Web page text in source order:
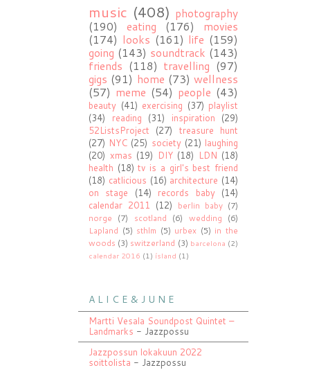
music (408) photography
(190)
eating (176)
movies
(174) looks (161) life (159)
going (143) soundtrack (143)
friends (118) travelling (97)
gigs (91) home (73) wellness
(57) meme (54) people (43)
beauty (41) exercising (37) playlist
(34)
reading (31) inspiration
(29)
52ListsProject
(27)
treasure hunt
(27) NYC (25) society (21) laughing
(20) xmas (19) DIY (18) LDN (18)
health (18) tv is a girl's best friend
(18) catlicious (16) architecture (14)
on stage
(14) records baby (14)
calendar 2011
(12) berlin baby (7)
norge (7) scotland (6) wedding (6)
Lapland (5) sthlm (5) urbex (5) in the
woods (3) switzerland (3) barcelona (2)
calendar 2016 (1) ísland (1)
A L I C E & J U N E
Martti Vesala Soundpost Quintet –
Landmarks - Jazzpossu
Jazzpossun lokakuun 2022
soittolista - Jazzpossu